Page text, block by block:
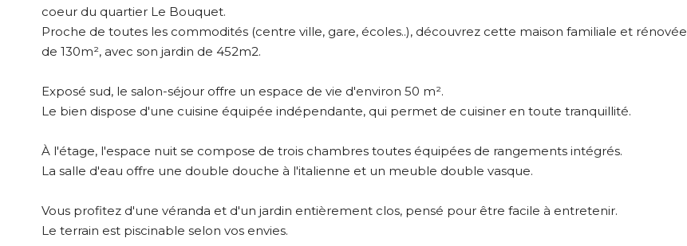
coeur du quartier Le Bouquet.
Proche de toutes les commodités (centre ville, gare, écoles..), découvrez cette maison familiale et rénovée
de 130m², avec son jardin de 452m2.
Exposé sud, le salon-séjour offre un espace de vie d'environ 50 m².
Le bien dispose d'une cuisine équipée indépendante, qui permet de cuisiner en toute tranquillité.
À l'étage, l'espace nuit se compose de trois chambres toutes équipées de rangements intégrés.
La salle d'eau offre une double douche à l'italienne et un meuble double vasque.
Vous profitez d'une véranda et d'un jardin entièrement clos, pensé pour être facile à entretenir.
Le terrain est piscinable selon vos envies.